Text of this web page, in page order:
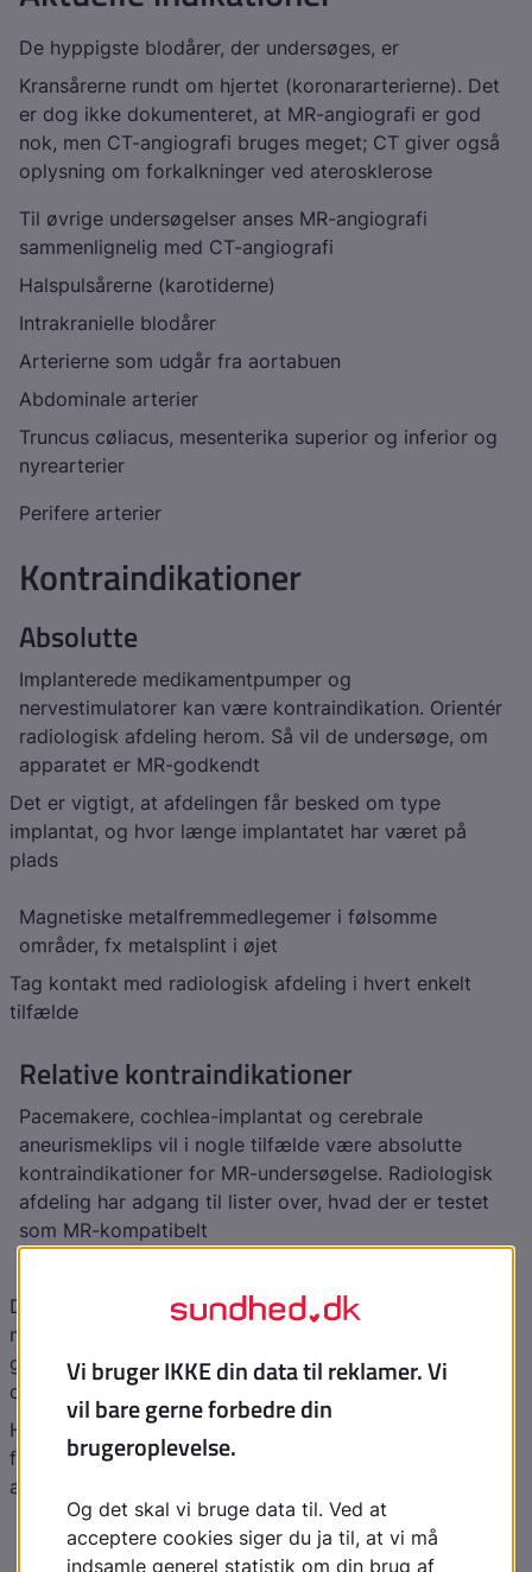
De hyppigste blodårer, der undersøges, er
Kransårerne rundt om hjertet (koronararterierne). Det
er dog ikke dokumenteret, at MR-angiografi er god
nok, men CT-angiografi bruges meget; CT giver også
oplysning om forkalkninger ved aterosklerose
Til øvrige undersøgelser anses MR-angiografi
sammenlignelig med CT-angiografi
Halspulsårerne (karotiderne)
Intrakranielle blodårer
Arterierne som udgår fra aortabuen
Abdominale arterier
Truncus cøliacus, mesenterika superior og inferior og
nyrearterier
Perifere arterier
Kontraindikationer
Absolutte
Implanterede medikamentpumper og
nervestimulatorer kan være kontraindikation. Orientér
radiologisk afdeling herom. Så vil de undersøge, om
apparatet er MR-godkendt
Det er vigtigt, at afdelingen får besked om type
implantat, og hvor længe implantatet har været på
plads
Magnetiske metalfremmedlegemer i følsomme
områder, fx metalsplint i øjet
Tag kontakt med radiologisk afdeling i hvert enkelt
tilfælde
Relative kontraindikationer
Pacemakere, cochlea-implantat og cerebrale
aneurismeklips vil i nogle tilfælde være absolutte
kontraindikationer for MR-undersøgelse. Radiologisk
afdeling har adgang til lister over, hvad der er testet
som MR-kompatibelt
Der er ikke påvist skadelige effekter af MR på fostret,
men hvis undersøgelsen kan udsættes til efter
graviditeten, vil man for en sikkerheds skyld anbefale
dette
Hvis undersøgelsen ikke kan udsættes, vil MR i de
fleste tilfælde være at foretrække frem for CT, som
anvender ioniserende stråling
Hofteproteser, ortopædiske fiksationsmaterialer som